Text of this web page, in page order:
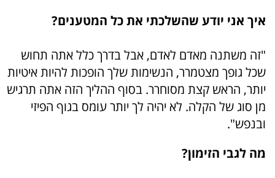
איך אני יודע שהשלכתי את כל המטענים?
"זה משתנה מאדם לאדם, אבל בדרך כלל אתה תחוש
שכל גופך מצטמרר, הנשימות שלך הופכות להיות איטיות
יותר, הראש קצת מסוחרר. בסוף ההליך הזה אתה תרגיש
מן סוג של הקלה. לא יהיה לך יותר עומס בגוף הפיזי
ובנפש".
מה לגבי הזימון?